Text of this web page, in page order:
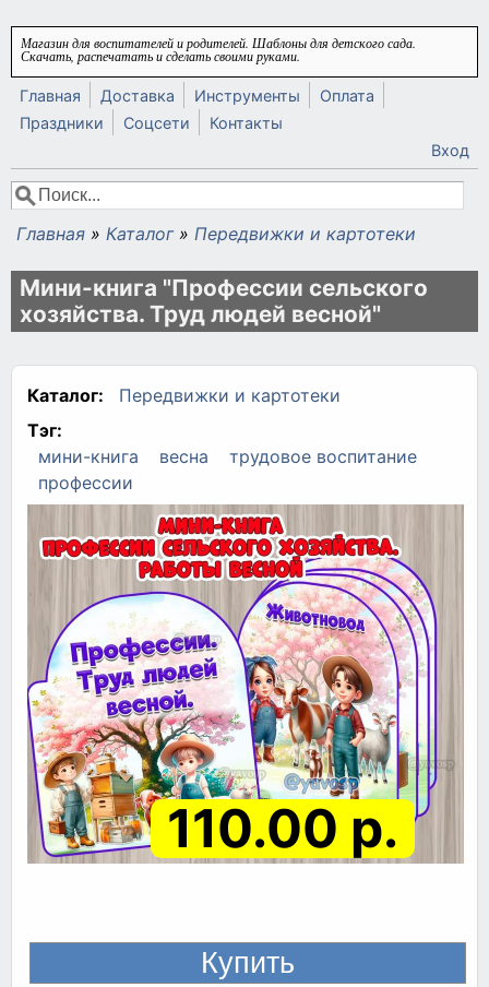
Перейти к основному содержанию
Магазин для воспитателей и родителей. Шаблоны для детского сада.
Скачать, распечатать и сделать своими руками.
Главная Доставка Инструменты
Оплата
Праздники
Соцсети
Контакты
Вход
Форма поиска
Поиск
Вы здесь
Главная » Каталог » Передвижки и картотеки
Мини-книга "Профессии сельского
хозяйства. Труд людей весной"
Каталог:
Передвижки и картотеки
Тэг:
мини-книга
весна
трудовое воспитание
профессии
110.00 р.